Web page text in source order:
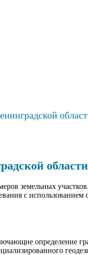
области
земельных
с использованием
определение